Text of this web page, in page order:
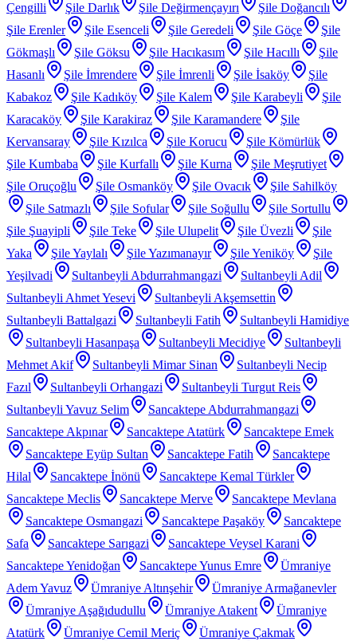
Çengilli
Şile Darlık Şile Değirmençayırı
Şile Doğancılı
Şile Erenler
Şile Esenceli Şile Geredeli Şile Göçe
Şile
Gökmaşlı
Şile Göksu Şile Hacıkasım Şile Hacıllı
Şile
Hasanlı
Şile İmrendere Şile İmrenli Şile İsaköy
Şile
Kabakoz
Şile Kadıköy Şile Kalem Şile Karabeyli
Şile
Karacaköy
Şile Karakiraz Şile Karamandere
Şile
Kervansaray
Şile Kızılca Şile Korucu
Şile Kömürlük
Şile Kumbaba
Şile Kurfallı Şile Kurna
Şile Meşrutiyet
Şile Oruçoğlu
Şile Osmanköy Şile Ovacık
Şile Sahilköy
Şile Satmazlı
Şile Sofular Şile Soğullu
Şile Sortullu
Şile Şuayipli
Şile Teke Şile Ulupelit Şile Üvezli
Şile
Yaka
Şile Yaylalı Şile Yazımanayır Şile Yeniköy
Şile
Yeşilvadi
Sultanbeyli Abdurrahmangazi
Sultanbeyli Adil
Sultanbeyli Ahmet Yesevi
Sultanbeyli Akşemsettin
Sultanbeyli Battalgazi
Sultanbeyli Fatih
Sultanbeyli Hamidiye
Sultanbeyli Hasanpaşa
Sultanbeyli Mecidiye
Sultanbeyli
Mehmet Akif
Sultanbeyli Mimar Sinan
Sultanbeyli Necip
Fazıl
Sultanbeyli Orhangazi
Sultanbeyli Turgut Reis
Sultanbeyli Yavuz Selim
Sancaktepe Abdurrahmangazi
Sancaktepe Akpınar
Sancaktepe Atatürk
Sancaktepe Emek
Sancaktepe Eyüp Sultan
Sancaktepe Fatih
Sancaktepe
Hilal
Sancaktepe İnönü
Sancaktepe Kemal Türkler
Sancaktepe Meclis
Sancaktepe Merve
Sancaktepe Mevlana
Sancaktepe Osmangazi
Sancaktepe Paşaköy
Sancaktepe
Safa
Sancaktepe Sarıgazi
Sancaktepe Veysel Karani
Sancaktepe Yenidoğan
Sancaktepe Yunus Emre
Ümraniye
Adem Yavuz
Ümraniye Altınşehir
Ümraniye Armağanevler
Ümraniye Aşağıdudullu
Ümraniye Atakent
Ümraniye
Atatürk
Ümraniye Cemil Meriç
Ümraniye Çakmak